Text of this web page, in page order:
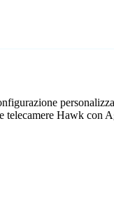
telecamere Hawk